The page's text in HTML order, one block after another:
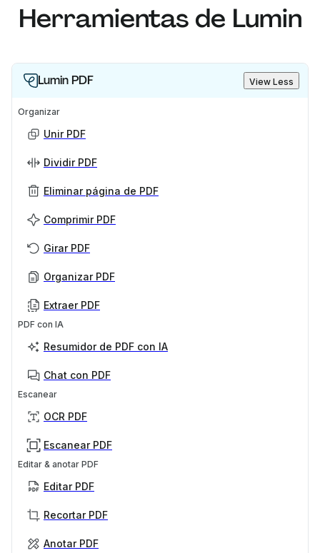
Herramientas de Lumin
Lumin PDF View Less
Organizar
Unir PDF
Dividir PDF
Eliminar página de PDF
Comprimir PDF
Girar PDF
Organizar PDF
Extraer PDF
PDF con IA
Resumidor de PDF con IA
Chat con PDF
Escanear
OCR PDF
Escanear PDF
Editar & anotar PDF
Editar PDF
Recortar PDF
Anotar PDF